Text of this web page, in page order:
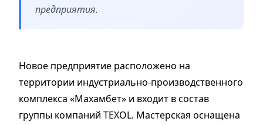
предприятия.
Новое предприятие расположено на
территории индустриально-производственного
комплекса «Махамбет» и входит в состав
группы компаний TEXOL. Мастерская оснащена